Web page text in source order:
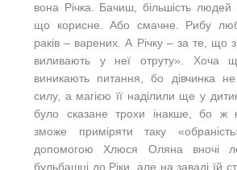
вона Річка. Бачиш, більшість людей
що корисне. Або смачне. Рибу
раків – варених. А Річку – за те, що
виливають у неї отруту». Хоча
виникають питання, бо дівчинка
силу, а магією її наділили ще у
було сказане трохи інакше, бо ж
зможе приміряти таку
допомогою Хлюся Оляна вночі
бульбашці до Ріки, але на заваді їй